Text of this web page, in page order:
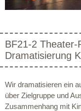
BF21-2
Dramatisierung
Wir dramatisieren ein
über Zielgruppe und
Zusammenhang mit